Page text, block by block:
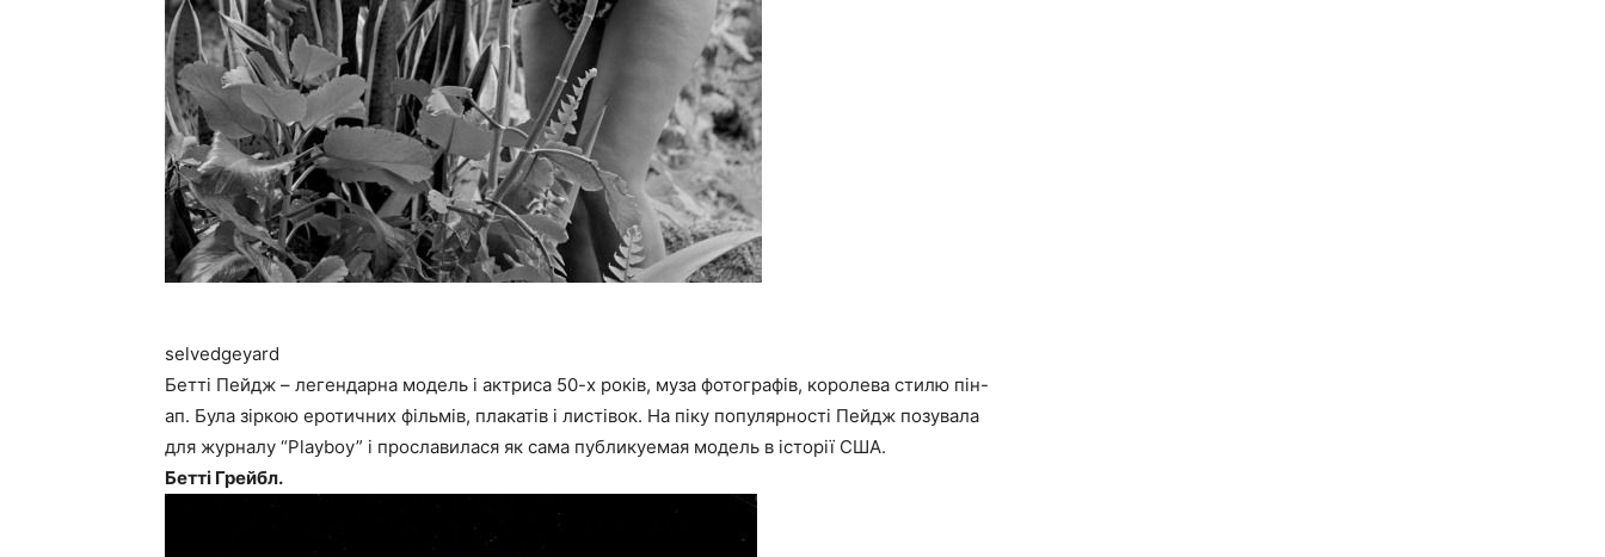
selvedgeyard
Бетті Пейдж – легендарна модель і актриса 50-х років, муза фотографів, королева стилю пін-
ап. Була зіркою еротичних фільмів, плакатів і листівок. На піку популярності Пейдж позувала
для журналу “Playboy” і прославилася як сама публикуемая модель в історії США.
Бетті Грейбл.